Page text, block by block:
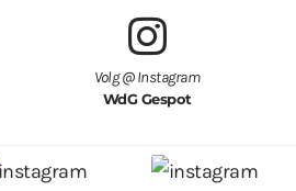
Volg @ Instagram
WdG Gespot